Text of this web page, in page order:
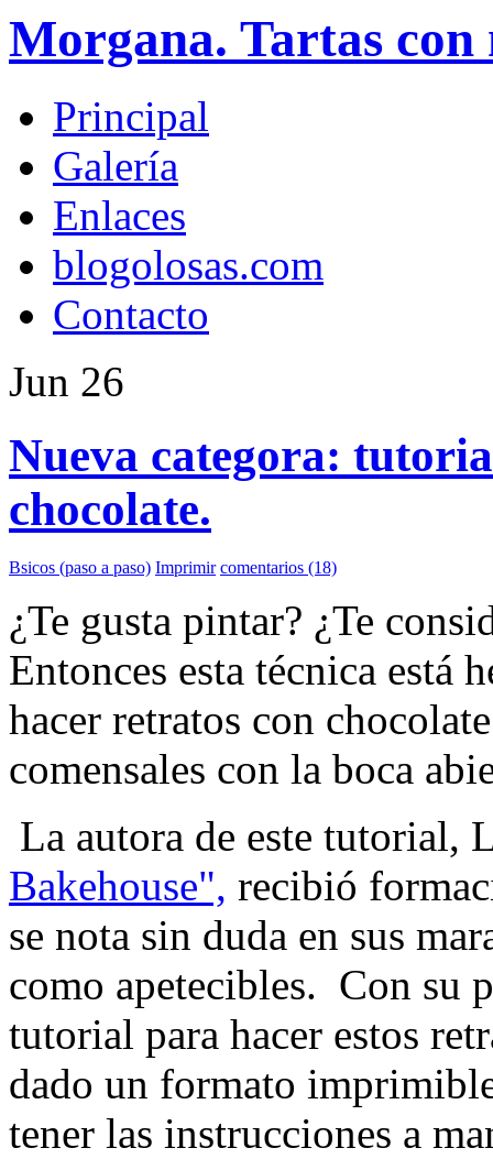
Morgana. Tartas con
Principal
Galería
Enlaces
blogolosas.com
Contacto
Jun 26
Nueva categora:
chocolate.
Bsicos (paso a paso) Imprimir comentarios (18)
¿Te gusta pintar? ¿Te
Entonces esta técnica está
hacer retratos con
comensales con la boca
La autora de este tutorial,
Bakehouse", recibió
se nota sin duda en sus
como apetecibles. Con su
tutorial para hacer estos
dado un formato
tener las instrucciones a